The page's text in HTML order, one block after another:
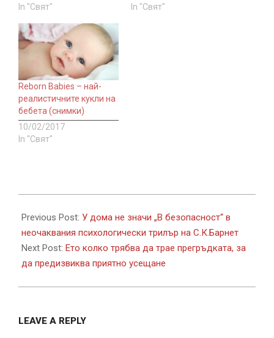
In "Свят"
In "Свят"
Reborn Babies – най-
реалистичните кукли на
бебета (снимки)
10/02/2017
In "Свят"
11-
22
Previous Post: У дома не значи „В безопасност“ в
неочаквания психологически трилър на С.К.Барнет
Next Post: Ето колко трябва да трае прегръдката, за
да предизвиква приятно усещане
LEAVE A REPLY